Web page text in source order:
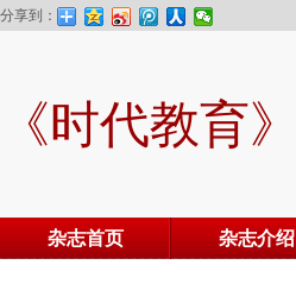
分享到：
《时代教育》
杂志首页 杂志介绍